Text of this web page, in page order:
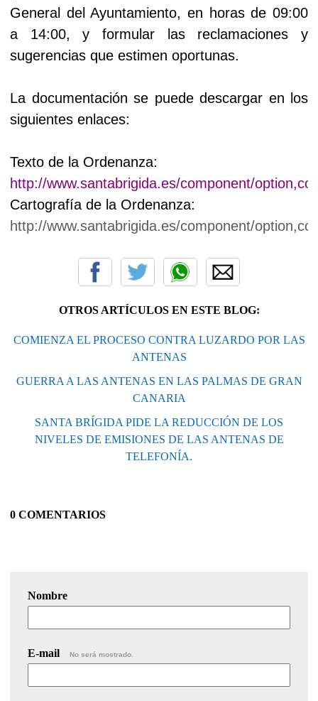
General del Ayuntamiento, en horas de 09:00
a 14:00, y formular las reclamaciones y
sugerencias que estimen oportunas.
La documentación se puede descargar en los
siguientes enlaces:
Texto de la Ordenanza:
http://www.santabrigida.es/component/
Cartografía de la Ordenanza:
http://www.santabrigida.es/component/
OTROS ARTÍCULOS EN ESTE BLOG:
COMIENZA EL PROCESO CONTRA LUZARDO POR LAS
ANTENAS
GUERRA A LAS ANTENAS EN LAS PALMAS DE GRAN
CANARIA
SANTA BRÍGIDA PIDE LA REDUCCIÓN DE LOS
NIVELES DE EMISIONES DE LAS ANTENAS DE
TELEFONÍA.
0 COMENTARIOS
Nombre
E-mail No será mostrado.